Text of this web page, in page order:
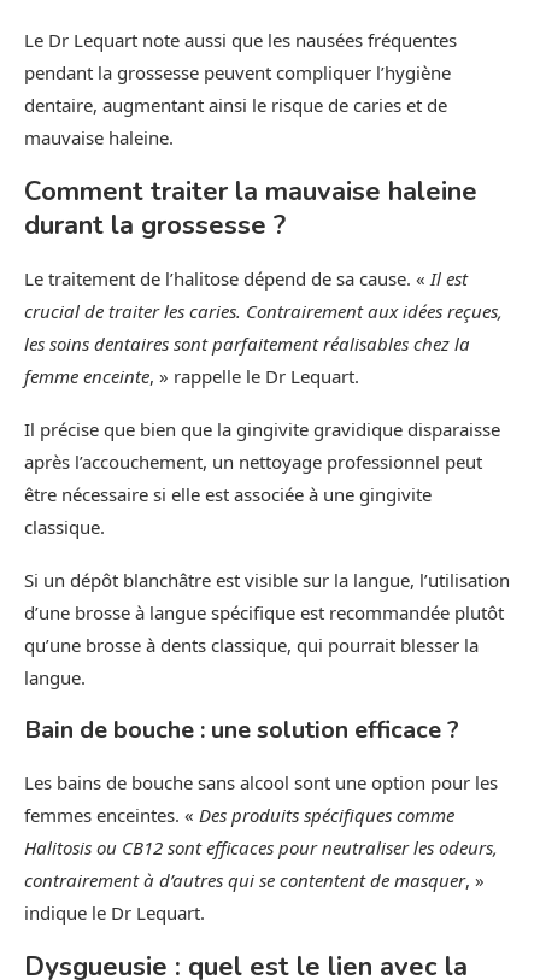
Le Dr Lequart note aussi que les nausées fréquentes
pendant la grossesse peuvent compliquer l’hygiène
dentaire, augmentant ainsi le risque de caries et de
mauvaise haleine.
Comment traiter la mauvaise haleine
durant la grossesse ?
Le traitement de l’halitose dépend de sa cause. «Il est
crucial de traiter les caries. Contrairement aux idées reçues,
les soins dentaires sont parfaitement réalisables chez la
femme enceinte, » rappelle le Dr Lequart.
Il précise que bien que la gingivite gravidique disparaisse
après l’accouchement, un nettoyage professionnel peut
être nécessaire si elle est associée à une gingivite
classique.
Si un dépôt blanchâtre est visible sur la langue, l’utilisation
d’une brosse à langue spécifique est recommandée plutôt
qu’une brosse à dents classique, qui pourrait blesser la
langue.
Bain de bouche : une solution efficace ?
Les bains de bouche sans alcool sont une option pour les
femmes enceintes. « Des produits spécifiques comme
Halitosis ou CB12 sont efficaces pour neutraliser les odeurs,
contrairement à d’autres qui se contentent de masquer, »
indique le Dr Lequart.
Dysgueusie : quel est le lien avec la